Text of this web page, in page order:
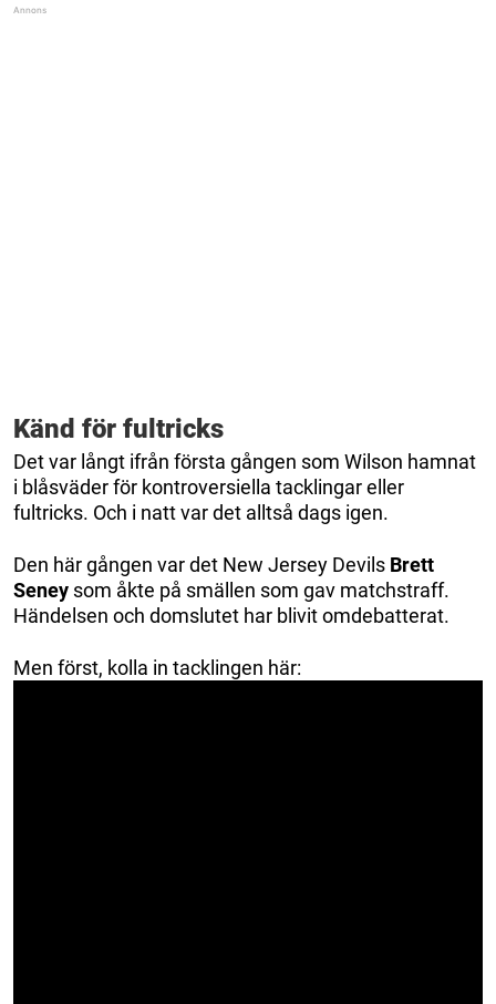
Känd för fultricks
Det var långt ifrån första gången som Wilson hamnat
i blåsväder för kontroversiella tacklingar eller
fultricks. Och i natt var det alltså dags igen.
Den här gången var det New Jersey Devils Brett
Seney som åkte på smällen som gav matchstraff.
Händelsen och domslutet har blivit omdebatterat.
Men först, kolla in tacklingen här: